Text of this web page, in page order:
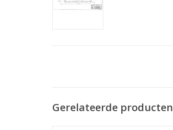
Gerelateerde producten